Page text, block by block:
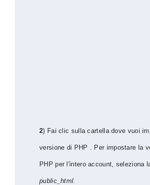
2) Fai clic sulla cartella dove vuoi
versione di PHP . Per impostare la
PHP per l'intero account, seleziona
public_html.